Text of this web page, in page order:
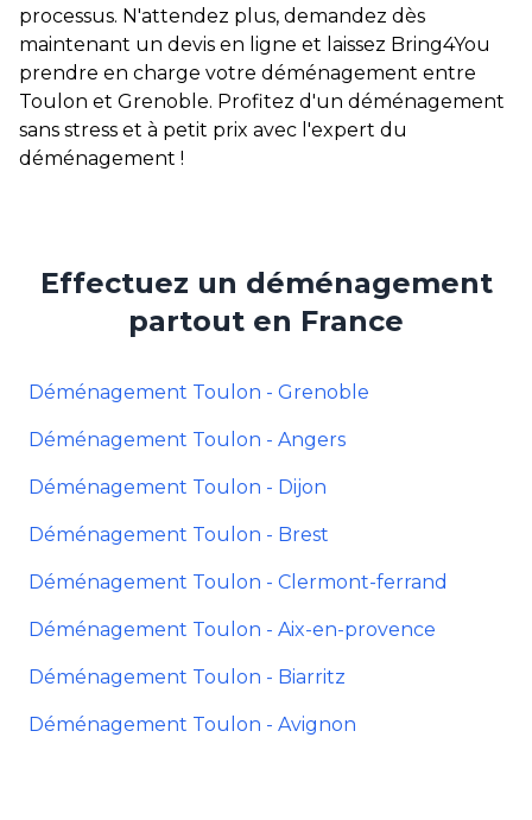
processus. N'attendez plus, demandez dès
maintenant un devis en ligne et laissez Bring4You
prendre en charge votre déménagement entre
Toulon et Grenoble. Profitez d'un déménagement
sans stress et à petit prix avec l'expert du
déménagement !
Effectuez un déménagement
partout en France
Déménagement Toulon - Grenoble
Déménagement Toulon - Angers
Déménagement Toulon - Dijon
Déménagement Toulon - Brest
Déménagement Toulon - Clermont-ferrand
Déménagement Toulon - Aix-en-provence
Déménagement Toulon - Biarritz
Déménagement Toulon - Avignon